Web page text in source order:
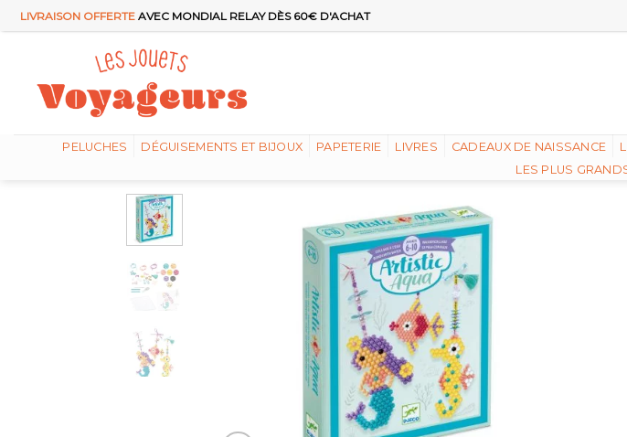
Passer
au
LIVRAISON OFFERTE AVEC MONDIAL RELAY DÈS 60€ D'ACHAT
PELUCHES DÉGUISEMENTS ET BIJOUX PAPETERIE LIVRES CADEAUX DE NAISSANCE
LES PLUS